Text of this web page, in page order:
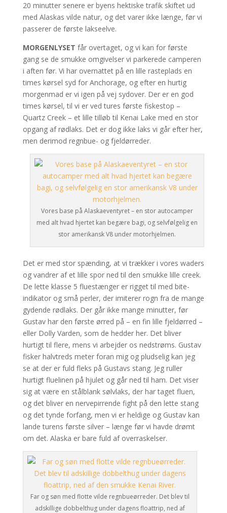
20 minutter senere er byens hektiske trafik skiftet ud
med Alaskas vilde natur, og det varer ikke længe, før vi
passerer de første lakseelve.
MORGENLYSET får overtaget, og vi kan for første
gang se de smukke omgivelser vi parkerede camperen
i aften før. Vi har overnattet på en lille rasteplads en
times kørsel syd for Anchorage, og efter en hurtig
morgenmad er vi igen på vej sydover. Der er en god
times kørsel, til vi er ved tures første fiskestop –
Quartz Creek – et lille tilløb til Kenai Lake med en stor
opgang af rødlaks. Det er dog ikke laks vi går efter her,
men derimod regnbue- og fjeldørreder.
Vores base på Alaskaeventyret – en stor autocamper
med alt hvad hjertet kan begære bagi, og selvfølgelig en
stor amerikansk V8 under motorhjelmen.
Det er med stor spænding, at vi trækker i vores waders
og vandrer af et lille spor ned til den smukke lille creek.
De lette klasse 5 fluestænger er rigget til med bite-
indikator og små perler, der imiterer rogn fra de mange
gydende rød­laks. Der går ikke mange minutter, før
Gustav har den første ørred på – en fin lille fjeldørred –
eller Dolly Varden, som de hedder her. Det bliver
hurtigt til flere, mens vi arbejder os nedstrøms. Gustav
fisker halvtreds meter foran mig og pludselig kan jeg
se at der er fuld fleks på Gustavs stang. Jeg ruller
hurtigt fluelinen på hjulet og går ned til ham. Det viser
sig at være en stålblank sølvlaks, der har taget fluen,
og det bliver en nervepirrende fight på den lette stang
og det tynde forfang, men vi er heldige og Gustav kan
lande turens første silver – længe før vi havde drømt
om det. Alaska er bare fuld af overraskelser.
Far og søn med flotte vilde regnbueørreder. Det blev til
adskillige dobbelthug under dagens floattrip, ned af